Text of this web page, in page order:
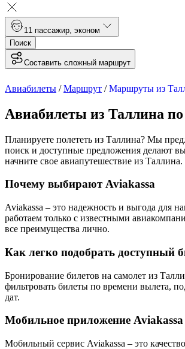
1 1 пассажир эконом
Поиск
Составить сложный маршрут
Авиабилеты /Маршрут /Маршруты из
Авиабилеты из Таллина
Планируете полететь из Таллина? Мы
поиск и доступные предложения делают
начните свое авиапутешествие из Таллина.
Почему выбирают Aviakassa
Aviakassa – это надежность и выгода для
работаем только с известными
все преимущества лично.
Как легко подобрать доступный
Бронирование билетов на самолет из
фильтровать билеты по времени вылета,
дат.
Мобильное приложение Aviakassa
Мобильный сервис Aviakassa – это